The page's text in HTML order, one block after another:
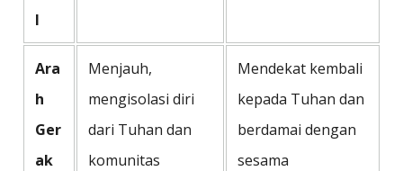
l
Ara
h
Ger
ak
Menjauh,
mengisolasi diri
dari Tuhan dan
komunitas
Mendekat kembali
kepada Tuhan dan
berdamai dengan
sesama